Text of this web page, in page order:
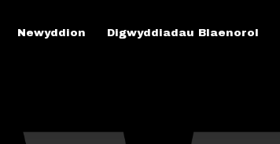
Newyddion Digwyddiadau Blaenorol